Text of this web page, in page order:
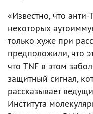
«Известно, что
некоторых
только хуже при
предположили, что
что TNF в этом
защитный сигнал,
рассказывает
Института